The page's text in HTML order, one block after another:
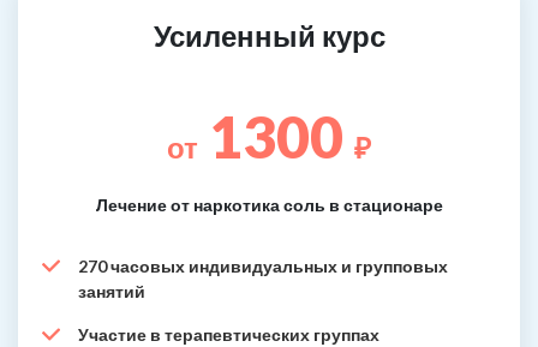
Усиленный курс
от 1300 ₽
Лечение от наркотика соль в стационаре
270 часовых индивидуальных и групповых
занятий
Участие в терапевтических группах